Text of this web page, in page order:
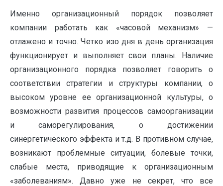
Именно организационный порядок позволяет
компании работать как «часовой механизм» —
отлажено и точно. Четко изо дня в день организация
функционирует и выполняет свои планы. Наличие
организационного порядка позволяет говорить о
соответствии стратегии и структуры компании, о
высоком уровне ее организационной культуры, о
возможности развития процессов самоорганизации
и саморегулирования, о достижении
синергетического эффекта и т.д. В противном случае,
возникают проблемные ситуации, болевые точки,
слабые места, приводящие к организационным
«заболеваниям». Давно уже не секрет, что все